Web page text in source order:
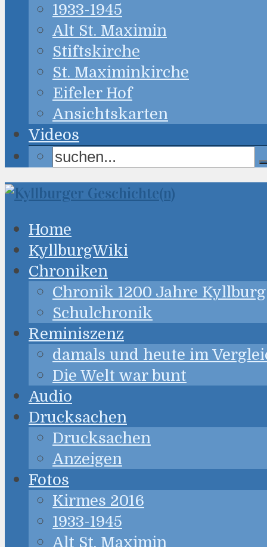
1933-1945
Alt St. Maximin
Stiftskirche
St. Maximinkirche
Eifeler Hof
Ansichtskarten
Videos
Home
KyllburgWiki
Chroniken
Chronik 1200 Jahre Kyllburg
Schulchronik
Reminiszenz
damals und heute im
Die Welt war bunt
Audio
Drucksachen
Drucksachen
Anzeigen
Fotos
Kirmes 2016
1933-1945
Alt St. Maximin